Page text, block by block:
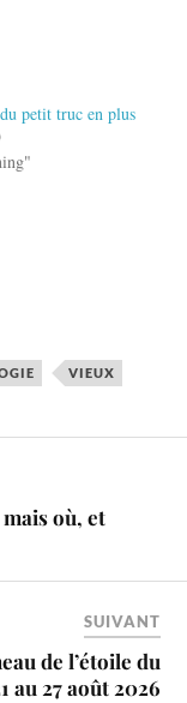
petit truc en plus
VIEUX
où, et
SUIVANT
de l’étoile du
au 27 août 2026